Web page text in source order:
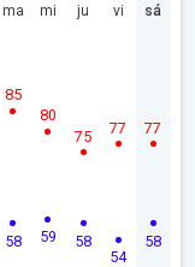
ma
58
85
mi
59
80
ju
58
75
vi
54
77
sá
58
77